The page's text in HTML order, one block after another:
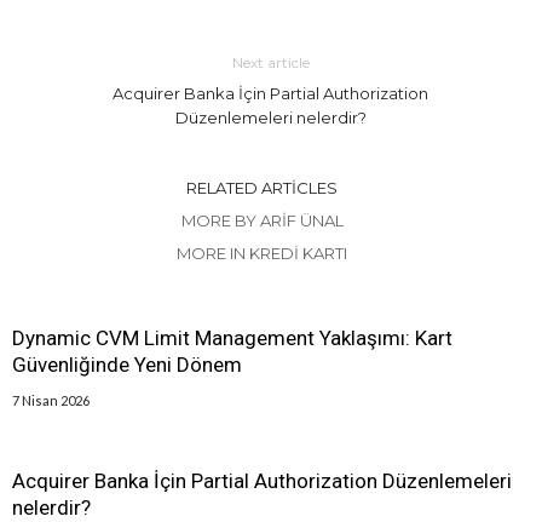
Next article
Acquirer Banka İçin Partial Authorization
Düzenlemeleri nelerdir?
RELATED ARTICLES
MORE BY ARIF ÜNAL
MORE IN KREDI KARTI
Dynamic CVM Limit Management Yaklaşımı: Kart
Güvenliğinde Yeni Dönem
7 Nisan 2026
Acquirer Banka İçin Partial Authorization Düzenlemeleri
nelerdir?